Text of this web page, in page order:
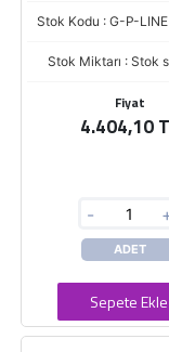
Stok Kodu : G-P-
Stok Miktarı : Stok
Fiyat
4.404,10
-
ADET
Sepete Ekle